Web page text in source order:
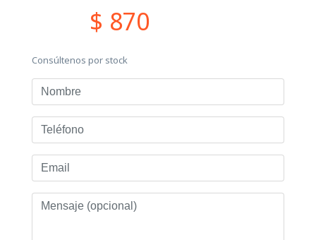
$ 870
Consúltenos por stock
Nombre
Teléfono
Email
Mensaje
(opcional)